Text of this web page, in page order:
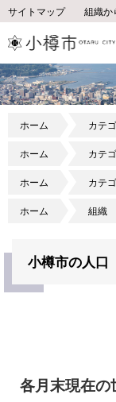
サイトマップ 組織か
ホーム カテ
ホーム カテ
ホーム カテ
ホーム 組織
小樽市の人口
各月末現在の